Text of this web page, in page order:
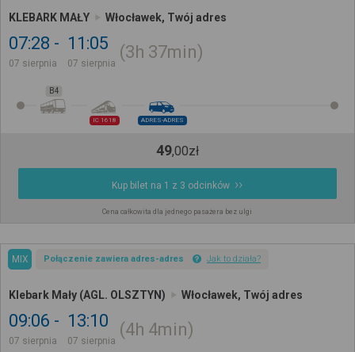
KLEBARK MAŁY Włocławek, Twój adres
07:28
07 sierpnia
11:05
07 sierpnia
3h 37min
B4
IC 1618 ADRES-ADRES
49,00zł
Kup bilet na 1 z 3 odcinków
Cena całkowita dla jednego pasażera bez ulgi
MIX Połączenie zawiera adres-adres Jak to działa?
Klebark Mały (AGL. OLSZTYN) Włocławek, Twój adres
09:06
07 sierpnia
13:10
07 sierpnia
4h 4min